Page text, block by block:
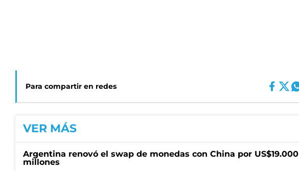
Para compartir en redes
VER MÁS
Argentina renovó el swap de monedas con China por US$19.000
millones